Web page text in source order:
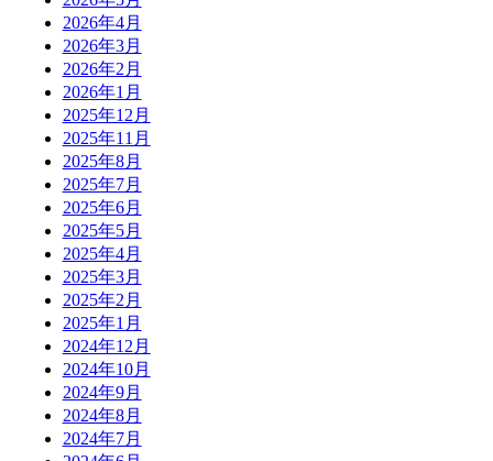
2026年4月
2026年3月
2026年2月
2026年1月
2025年12月
2025年11月
2025年8月
2025年7月
2025年6月
2025年5月
2025年4月
2025年3月
2025年2月
2025年1月
2024年12月
2024年10月
2024年9月
2024年8月
2024年7月